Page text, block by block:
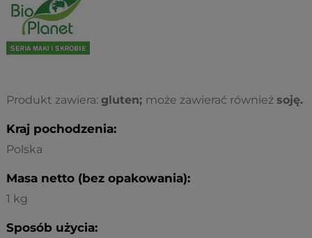
Produkt zawiera: gluten; może zawierać również soję.
Kraj pochodzenia:
Polska
Masa netto (bez opakowania):
1 kg
Sposób użycia: